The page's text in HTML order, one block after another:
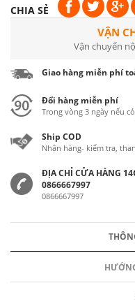
CHIA SẺ
VẬN
Vận chuyển
Giao hàng miễn phí
Đổi hàng miễn phí
Trong vòng 3 ngày nếu
Ship COD
Nhận hàng- kiểm tra,
ĐỊA CHỈ CỬA HÀNG
0866667997
0866667997